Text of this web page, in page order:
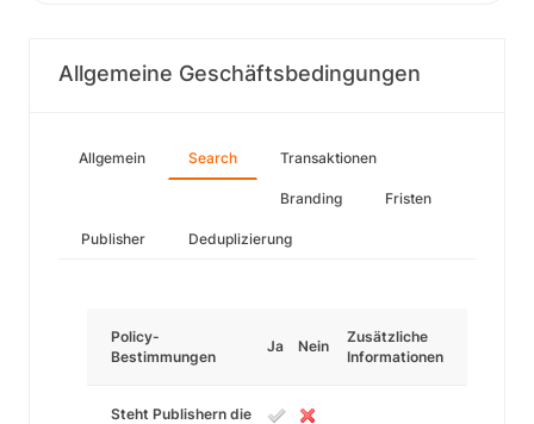
Allgemeine Geschäftsbedingungen
Allgemein Search Transaktionen
Branding Fristen
Publisher Deduplizierung
Policy-
Bestimmungen
Ja Nein
Zusätzliche
Informationen
Steht Publishern die